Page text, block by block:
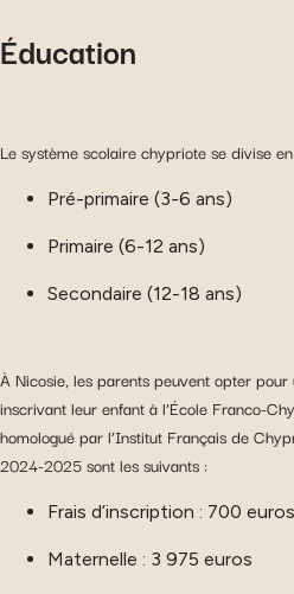
Éducation
Le système scolaire chypriote se divise
Pré-primaire (3-6 ans)
Primaire (6-12 ans)
Secondaire (12-18 ans)
À Nicosie, les parents peuvent opter
inscrivant leur enfant à l’École Franco-
homologué par l’Institut Français de
2024-2025 sont les suivants :
Frais d’inscription : 700 euros
Maternelle : 3 975 euros